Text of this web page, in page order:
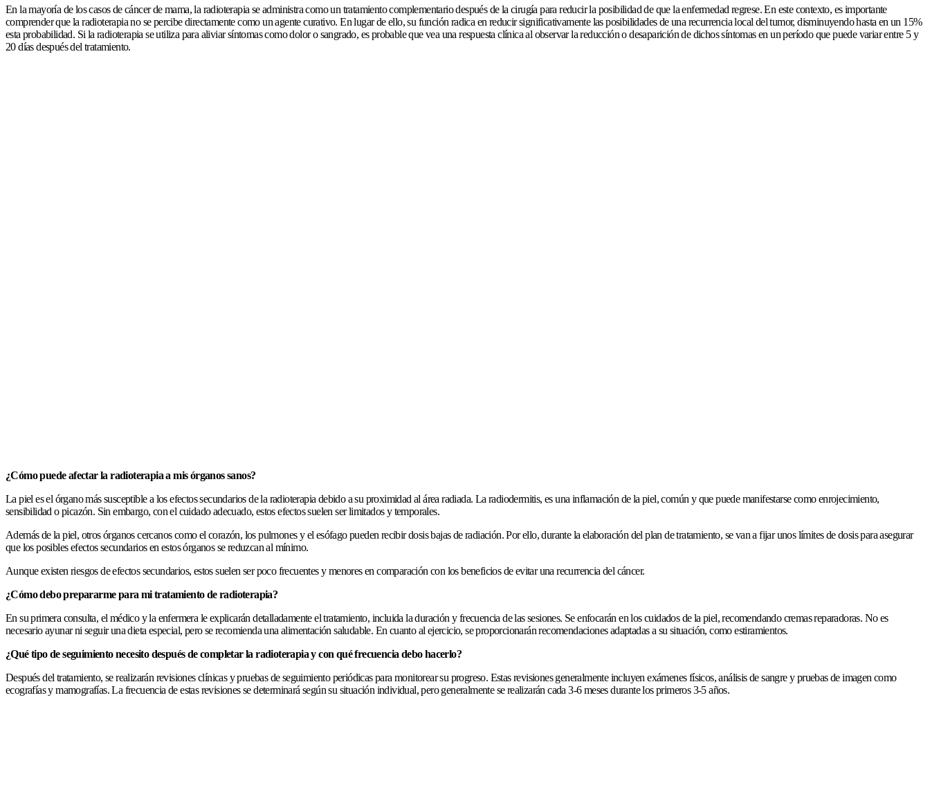
En la mayoría de los casos de cáncer de mama, la radioterapia se administra como un tratamiento complementario después de la cirugía para reducir la posibilidad de que la enfermedad regrese. En este contexto, es importante
comprender que la radioterapia no se percibe directamente como un agente curativo. En lugar de ello, su función radica en reducir significativamente las posibilidades de una recurrencia local del tumor, disminuyendo hasta en un 15%
esta probabilidad. Si la radioterapia se utiliza para aliviar síntomas como dolor o sangrado, es probable que vea una respuesta clínica al observar la reducción o desaparición de dichos síntomas en un período que puede variar entre 5 y
20 días después del tratamiento.
¿Cómo puede afectar la radioterapia a mis órganos sanos?
La piel es el órgano más susceptible a los efectos secundarios de la radioterapia debido a su proximidad al área radiada. La radiodermitis, es una inflamación de la piel, común y que puede manifestarse como enrojecimiento,
sensibilidad o picazón. Sin embargo, con el cuidado adecuado, estos efectos suelen ser limitados y temporales.
Además de la piel, otros órganos cercanos como el corazón, los pulmones y el esófago pueden recibir dosis bajas de radiación. Por ello, durante la elaboración del plan de tratamiento, se van a fijar unos límites de dosis para asegurar
que los posibles efectos secundarios en estos órganos se reduzcan al mínimo.
Aunque existen riesgos de efectos secundarios, estos suelen ser poco frecuentes y menores en comparación con los beneficios de evitar una recurrencia del cáncer.
¿Cómo debo prepararme para mi tratamiento de radioterapia?
En su primera consulta, el médico y la enfermera le explicarán detalladamente el tratamiento, incluida la duración y frecuencia de las sesiones. Se enfocarán en los cuidados de la piel, recomendando cremas reparadoras. No es
necesario ayunar ni seguir una dieta especial, pero se recomienda una alimentación saludable. En cuanto al ejercicio, se proporcionarán recomendaciones adaptadas a su situación, como estiramientos.
¿Qué tipo de seguimiento necesito después de completar la radioterapia y con qué frecuencia debo hacerlo?
Después del tratamiento, se realizarán revisiones clínicas y pruebas de seguimiento periódicas para monitorear su progreso. Estas revisiones generalmente incluyen exámenes físicos, análisis de sangre y pruebas de imagen como
ecografías y mamografías. La frecuencia de estas revisiones se determinará según su situación individual, pero generalmente se realizarán cada 3-6 meses durante los primeros 3-5 años.